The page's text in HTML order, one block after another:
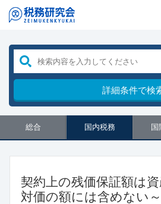
詳細条件で検
総合 国内税務 国
契約上の残価保証額は
対価の額には含めない